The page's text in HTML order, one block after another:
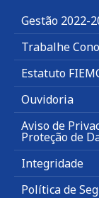
Gestão 2022-
Trabalhe
Estatuto
Ouvidoria
Aviso de
Proteção de
Integridade
Política de